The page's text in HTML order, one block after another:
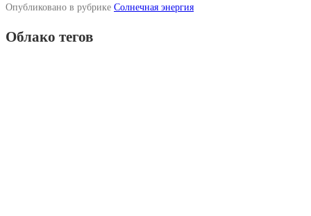
Опубликовано в рубрике Солнечная энергия
Облако тегов